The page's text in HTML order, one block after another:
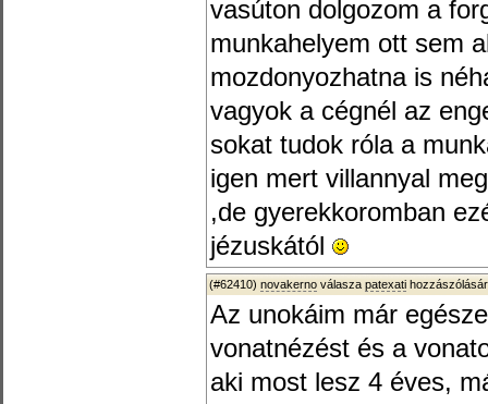
vasúton dolgozom a
munkahelyem ott sem
mozdonyozhatna is
vagyok a cégnél az
sokat tudok róla a
igen mert villannyal
,de gyerekkoromban
jézuskától
(#62410) novakerno válasza patexati
Az unokáim már
vonatnézést és a
aki most lesz 4 éves,